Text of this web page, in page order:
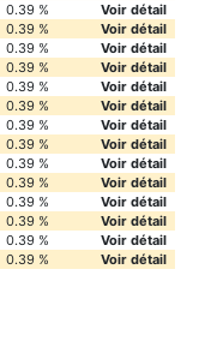
0.39 %
Voir détail
0.39 %
Voir détail
0.39 %
Voir détail
0.39 %
Voir détail
0.39 %
Voir détail
0.39 %
Voir détail
0.39 %
Voir détail
0.39 %
Voir détail
0.39 %
Voir détail
0.39 %
Voir détail
0.39 %
Voir détail
0.39 %
Voir détail
0.39 %
Voir détail
0.39 % Voir détail